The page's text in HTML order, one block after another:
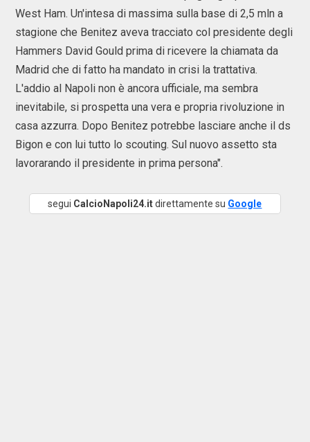
West Ham. Un'intesa di massima sulla base di 2,5 mln a
stagione che Benitez aveva tracciato col presidente degli
Hammers David Gould prima di ricevere la chiamata da
Madrid che di fatto ha mandato in crisi la trattativa.
L'addio al Napoli non è ancora ufficiale, ma sembra
inevitabile, si prospetta una vera e propria rivoluzione in
casa azzurra. Dopo Benitez potrebbe lasciare anche il ds
Bigon e con lui tutto lo scouting. Sul nuovo assetto sta
lavorarando il presidente in prima persona".
segui CalcioNapoli24.itdirettamente su Google